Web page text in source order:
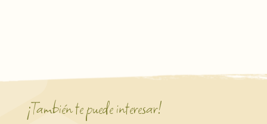
¡También te puede interesar!